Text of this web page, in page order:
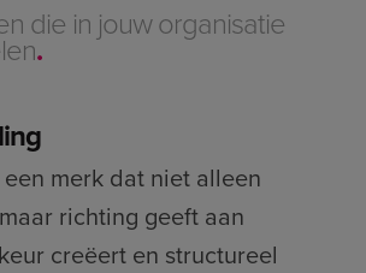
die in jouw organisatie
.
merk dat niet alleen
richting geeft aan
creëert en structureel